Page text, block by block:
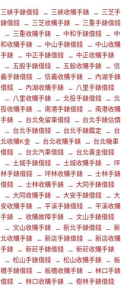
三峽手錶借錢 三峽收購手錶
三芝手
錶借錢
三芝收購手錶
三重手錶借錢
三重收購手錶
中和手錶借錢
中
和收購手錶
中山手錶借錢
中山收購
手錶
中正手錶借錢
中正收購手錶
五股手錶借錢
五股收購手錶
信
義手錶借錢
信義收購手錶
內湖手錶
借錢
內湖收購手錶
八里手錶借錢
八里收購手錶
北投手錶借錢
北
投收購手錶
南港手錶借錢
南港收購
手錶
台北免留車借錢
台北手錶估價
台北手錶借錢
台北手錶鑑定
台
北收購K金
台北收購手錶
台北機車
借錢
台北汽車借錢
台北黃金借錢
土城手錶借錢
土城收購手錶
坪
林手錶借錢
坪林收購手錶
士林手錶
借錢
士林收購手錶
大同手錶借錢
大同收購手錶
大安手錶借錢
大
安收購手錶
平溪手錶借錢
平溪收購
手錶
收購故障手錶
文山手錶借錢
文山收購手錶
新北手錶借錢
新
北收購手錶
新店手錶借錢
新店收購
手錶
新莊手錶借錢
新莊收購手錶
松山手錶借錢
松山收購手錶
板
橋手錶借錢
板橋收購手錶
林口手錶
借錢
林口收購手錶
樹林手錶借錢